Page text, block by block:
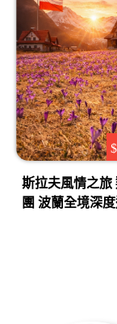
斯拉夫風情之旅
團 波蘭全境深度